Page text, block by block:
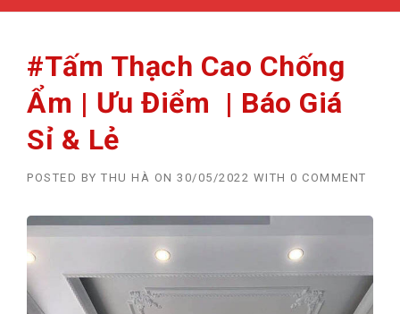
#Tấm Thạch Cao Chống
Ẩm | Ưu Điểm | Báo Giá
Sỉ & Lẻ
POSTED BY THU HÀ ON 30/05/2022 WITH 0 COMMENT